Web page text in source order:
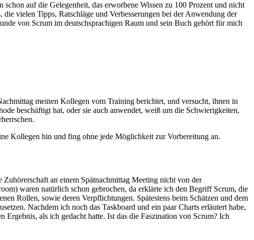
auf die Gelegenheit, das erworbene Wissen zu 100 Prozent und nicht
vielen Tipps, Ratschläge und Verbesserungen bei der Anwendung der
von Scrum im deutschsprachigen Raum und sein Buch gehört für mich
meinen Kollegen vom Training berichtet, und versucht, ihnen in
beschäftigt hat, oder sie auch anwendet, weiß um die Schwierigkeiten,
Kollegen hin und fing ohne jede Möglichkeit zur Vorbereitung an.
an einem Spätnachmittag Meeting nicht von der
waren natürlich schon gebrochen, da erklärte ich den Begriff Scrum, die
Rollen, sowie deren Verpflichtungen. Spätestens beim Schätzen und dem
Nachdem ich noch das Taskboard und ein paar Charts erläutert habe,
als ich gedacht hatte. Ist das die Faszination von Scrum? Ich